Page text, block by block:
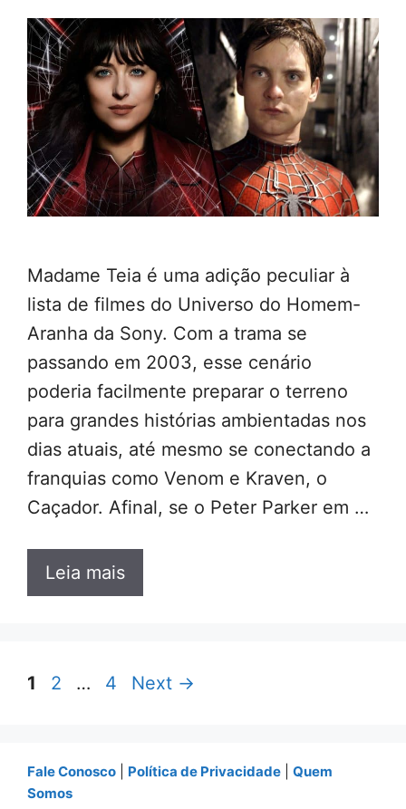
Madame Teia é uma adição peculiar à
lista de filmes do Universo do Homem-
Aranha da Sony. Com a trama se
passando em 2003, esse cenário
poderia facilmente preparar o terreno
para grandes histórias ambientadas nos
dias atuais, até mesmo se conectando a
franquias como Venom e Kraven, o
Caçador. Afinal, se o Peter Parker em …
Leia mais
Page
1 Page
2 … Page
4 Next →
Fale Conosco Política de Privacidade
Quem
Somos